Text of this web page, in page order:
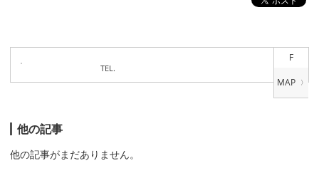
F
TEL.
他の記事
他の記事がまだありません。